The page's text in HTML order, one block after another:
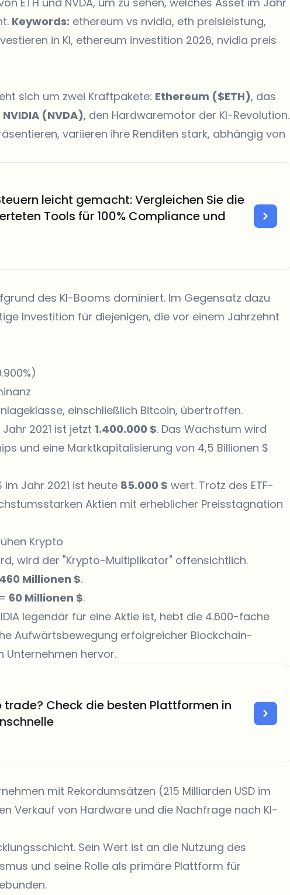
Keywords: ethereum vs nvidia, eth preisleistung,
in KI, ethereum investition 2026, nvidia preis
sich um zwei Kraftpakete: Ethereum ($ETH), das
NVIDIA (NVDA), den Hardwaremotor der KI-Revolution.
variieren ihre Renditen stark, abhängig von
leicht gemacht: Vergleichen Sie die
Tools für 100% Compliance und
des KI-Booms dominiert. Im Gegensatz dazu
Investition für diejenigen, die vor einem Jahrzehnt
einschließlich Bitcoin, übertroffen.
2021 ist jetzt 1.400.000 $. Das Wachstum wird
und eine Marktkapitalisierung von 4,5 Billionen $
im Jahr 2021 ist heute 85.000 $ wert. Trotz des ETF-
Aktien mit erheblicher Preisstagnation
Krypto
wird der "Krypto-Multiplikator" offensichtlich.
460 Millionen $.
60 Millionen $.
legendär für eine Aktie ist, hebt die 4.600-fache
Aufwärtsbewegung erfolgreicher Blockchain-
Unternehmen hervor.
trade? Check die besten Plattformen in
mit Rekordumsätzen (215 Milliarden USD im
Verkauf von Hardware und die Nachfrage nach KI-
Sein Wert ist an die Nutzung des
und seine Rolle als primäre Plattform für